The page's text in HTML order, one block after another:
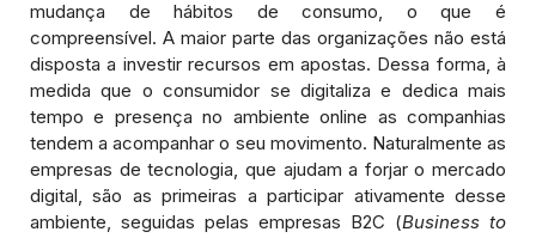
mudança de hábitos de consumo, o que é
compreensível. A maior parte das organizações não está
disposta a investir recursos em apostas. Dessa forma, à
medida que o consumidor se digitaliza e dedica mais
tempo e presença no ambiente online as companhias
tendem a acompanhar o seu movimento. Naturalmente as
empresas de tecnologia, que ajudam a forjar o mercado
digital, são as primeiras a participar ativamente desse
ambiente, seguidas pelas empresas B2C (Business to